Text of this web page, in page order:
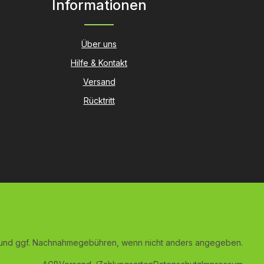
Informationen
Über uns
Hilfe & Kontakt
Versand
Rücktritt
ggf. Nachnahmegebühren, wenn nicht anders angegeben.